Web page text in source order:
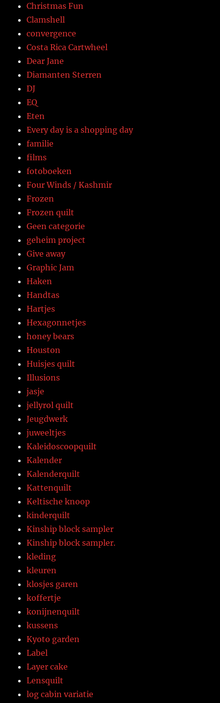
Christmas Fun
Clamshell
convergence
Costa Rica Cartwheel
Dear Jane
Diamanten Sterren
DJ
EQ
Eten
Every day is a shopping day
familie
films
fotoboeken
Four Winds / Kashmir
Frozen
Frozen quilt
Geen categorie
geheim project
Give away
Graphic Jam
Haken
Handtas
Hartjes
Hexagonnetjes
honey bears
Houston
Huisjes quilt
Illusions
jasje
jellyrol quilt
Jeugdwerk
juweeltjes
Kaleidoscoopquilt
Kalender
Kalenderquilt
Kattenquilt
Keltische knoop
kinderquilt
Kinship block sampler
Kinship block sampler.
kleding
kleuren
klosjes garen
koffertje
konijnenquilt
kussens
Kyoto garden
Label
Layer cake
Lensquilt
log cabin variatie